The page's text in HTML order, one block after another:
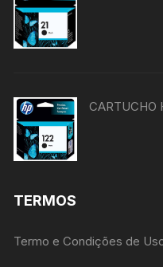
CARTUCHO
TERMOS
Termo e Condições de